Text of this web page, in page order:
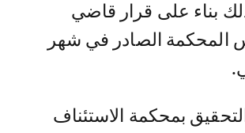
وذلك بناء على قرار قاضي
المحكمة الصادر في شهر
بمحكمة الاستئناف